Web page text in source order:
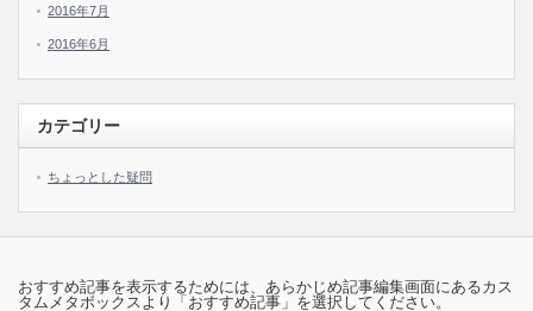
2016年7月
2016年6月
カテゴリー
ちょっとした疑問
おすすめ記事を表示するためには、あらかじめ記事編集画面にあるカス
タムメタボックスより「おすすめ記事」を選択してください。